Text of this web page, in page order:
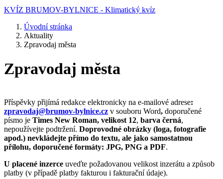
KVÍZ BRUMOV-BYLNICE - Klimatický kvíz
Úvodní stránka
Aktuality
Zpravodaj města
Zpravodaj města
Příspěvky přijímá redakce elektronicky na e-mailové adrese:
zpravodaj@brumov-bylnice.cz v souboru Word, doporučené
písmo je Times New Roman, velikost 12, barva černá,
nepoužívejte podtržení. Doprovodné obrázky (loga, fotografie
apod.) nevkládejte přímo do textu, ale jako samostatnou
přílohu, doporučené formáty: JPG, PNG a PDF.
U placené inzerce uveďte požadovanou velikost inzerátu a způsob
platby (v případě platby fakturou i fakturační údaje).